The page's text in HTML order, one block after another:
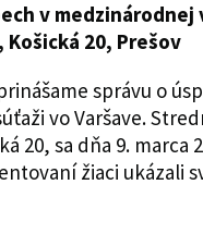
v medzinárodnej
Košická 20, Prešov
správu o
vo Varšave.
20, sa dňa 9.
žiaci ukázali